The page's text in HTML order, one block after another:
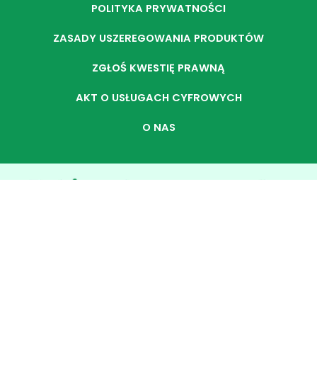
POLITYKA PRYWATNOŚCI
ZASADY USZEREGOWANIA PRODUKTÓW
ZGŁOŚ KWESTIĘ PRAWNĄ
AKT O USŁUGACH CYFROWYCH
O NAS